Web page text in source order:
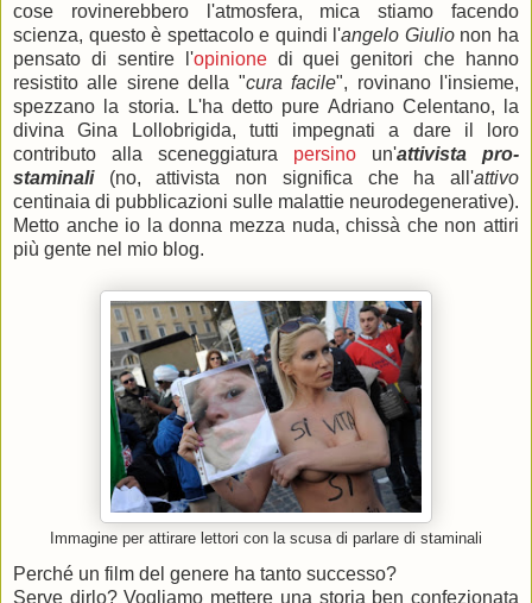
cose rovinerebbero l'atmosfera, mica stiamo facendo
scienza, questo è spettacolo e quindi l'angelo Giulionon ha
pensato di sentire l'opinionedi quei genitori che hanno
resistito alle sirene della "cura facile", rovinano l'insieme,
spezzano la storia. L'ha detto pure Adriano Celentano, la
divina Gina Lollobrigida, tutti impegnati a dare il loro
contributo alla sceneggiatura persino un'attivista pro-
staminali(no, attivista non significa che ha all'attivo
centinaia di pubblicazioni sulle malattie neurodegenerative).
Metto anche io la donna mezza nuda, chissà che non attiri
più gente nel mio blog.
Immagine per attirare lettori con la scusa di parlare di staminali
Perché un film del genere ha tanto successo?
Serve dirlo? Vogliamo mettere una storia ben confezionata